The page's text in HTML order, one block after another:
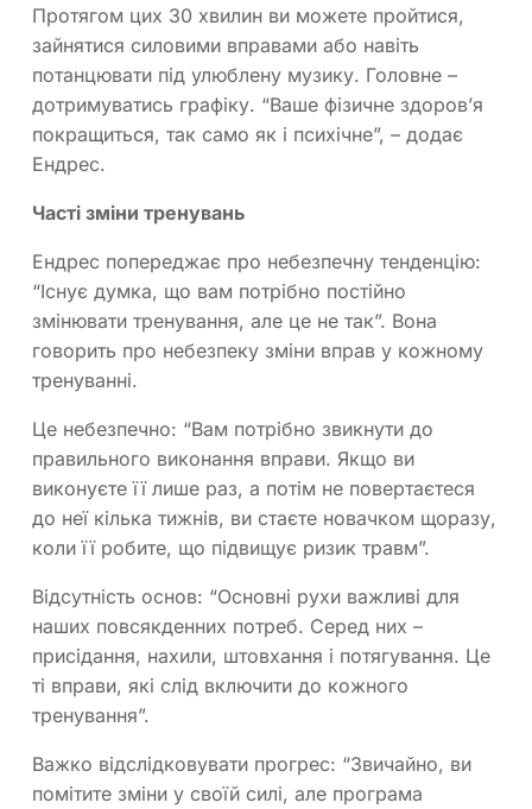
Протягом цих 30 хвилин ви можете пройтися,
зайнятися силовими вправами або навіть
потанцювати під улюблену музику. Головне –
дотримуватись графіку. “Ваше фізичне здоров’я
покращиться, так само як і психічне”, – додає
Ендрес.
Часті зміни тренувань
Ендрес попереджає про небезпечну тенденцію:
“Існує думка, що вам потрібно постійно
змінювати тренування, але це не так”. Вона
говорить про небезпеку зміни вправ у кожному
тренуванні.
Це небезпечно: “Вам потрібно звикнути до
правильного виконання вправи. Якщо ви
виконуєте її лише раз, а потім не повертаєтеся
до неї кілька тижнів, ви стаєте новачком щоразу,
коли її робите, що підвищує ризик травм”.
Відсутність основ: “Основні рухи важливі для
наших повсякденних потреб. Серед них –
присідання, нахили, штовхання і потягування. Це
ті вправи, які слід включити до кожного
тренування”.
Важко відслідковувати прогрес: “Звичайно, ви
помітите зміни у своїй силі, але програма